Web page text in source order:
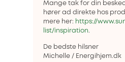
Mange tak for din
hører ad direkte hos
mere her: https://
list/inspiration.
De bedste hilsner
Michelle / Energihjem.dk